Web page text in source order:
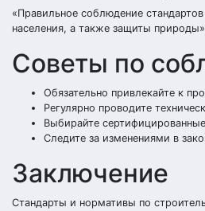
«Правильное соблюдение
населения, а также защиты
Советы по
Обязательно привлекайте к
Регулярно проводите
Выбирайте
Следите за изменениями в
Заключение
Стандарты и нормативы по